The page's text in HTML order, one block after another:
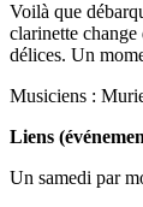
Voilà que
clarinette
délices. Un
Musiciens :
Liens
Un samedi par